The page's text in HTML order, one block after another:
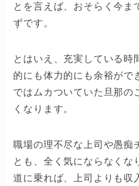
とを言えば、おそらく今ま
ずです。
とはいえ、充実している時
的にも体力的にも余裕がで
ではムカついていた旦那の
くなります。
職場の理不尽な上司や愚痴
とも、全く気にならなくな
道に乗れば、上司よりも収